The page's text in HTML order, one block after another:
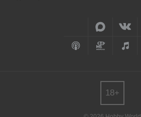
18+